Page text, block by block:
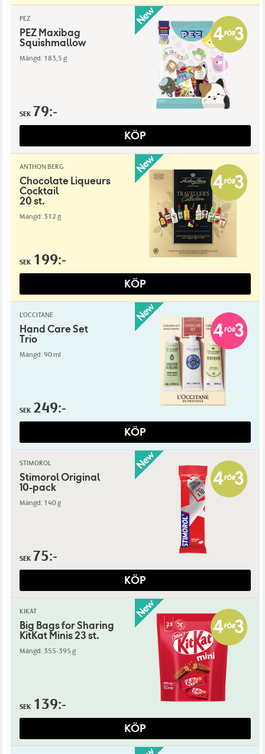
PEZ
PEZ Maxibag
Squishmallow
Mängd: 183,5 g
SEK 79:-
KÖP
ANTHON BERG
Chocolate Liqueurs
Cocktail
20 st.
Mängd: 312 g
SEK 199:-
KÖP
L'OCCITANE
Hand Care Set
Trio
Mängd: 90 ml
SEK 249:-
KÖP
STIMOROL
Stimorol Original
10-pack
Mängd: 140 g
SEK 75:-
KÖP
KIKAT
Big Bags for Sharing
KitKat Minis 23 st.
Mängd: 355-395 g
SEK 139:-
KÖP